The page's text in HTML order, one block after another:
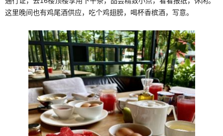
这里晚间也有鸡尾酒供应，吃个鸡翅膀，喝杯香槟酒，写意。